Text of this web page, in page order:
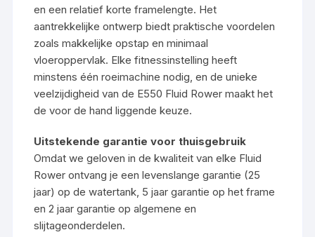
en een relatief korte framelengte. Het
aantrekkelijke ontwerp biedt praktische voordelen
zoals makkelijke opstap en minimaal
vloeroppervlak. Elke fitnessinstelling heeft
minstens één roeimachine nodig, en de unieke
veelzijdigheid van de E550 Fluid Rower maakt het
de voor de hand liggende keuze.
Uitstekende garantie voor thuisgebruik
Omdat we geloven in de kwaliteit van elke Fluid
Rower ontvang je een levenslange garantie (25
jaar) op de watertank, 5 jaar garantie op het frame
en 2 jaar garantie op algemene en
slijtageonderdelen.